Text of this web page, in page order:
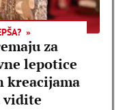
za
lepotice
kreacijama
vidite